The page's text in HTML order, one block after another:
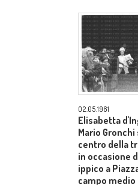
02.05.1961
Elisabetta
Mario
centro della
in occasione
ippico a
campo medio